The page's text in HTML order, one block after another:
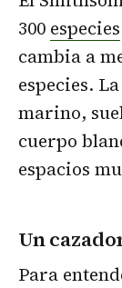
300 especies
cambia a
especies.
marino,
cuerpo
espacios
Un
Para